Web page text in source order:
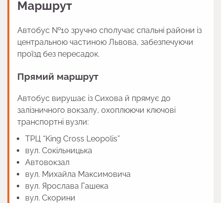
Маршрут
Автобус №10 зручно сполучає спальні райони із
центральною частиною Львова, забезпечуючи
проїзд без пересадок.
Прямий маршрут
Автобус вирушає із Сихова й прямує до
залізничного вокзалу, охоплюючи ключові
транспортні вузли:
ТРЦ “King Cross Leopolis”
вул. Сокільницька
Автовокзал
вул. Михайла Максимовича
вул. Ярослава Гашека
вул. Скорини